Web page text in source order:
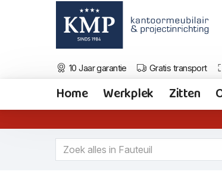
10 Jaar garantie Gratis transport
Home Werkplek Zitten